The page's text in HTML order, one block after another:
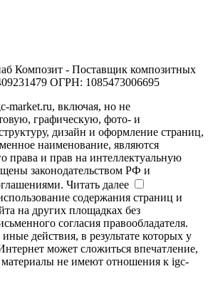
Композит - Поставщик композитных
ОГРН: 1085473006695
market.ru, включая, но не
графическую, фото- и
дизайн и оформление страниц,
наименование, являются
права и прав на интеллектуальную
законодательством РФ и
Читать далее
содержания страниц и
на других площадках без
согласия правообладателя.
действия, в результате которых у
может сложиться впечатление,
материалы не имеют отношения к igc-